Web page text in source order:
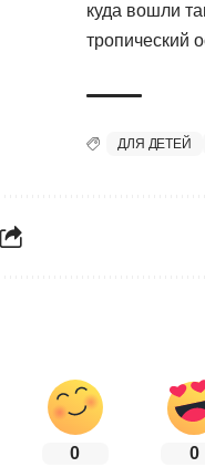
куда вошли
тропический
ДЛЯ ДЕТЕЙ
0 0